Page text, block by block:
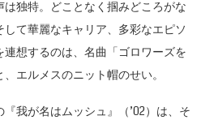
独特。どことなく掴みどころがな
て華麗なキャリア、多彩なエピソ
想するのは、名曲「ゴロワーズを
エルメスのニット帽のせい。
我が名はムッシュ』（’02）は、そ